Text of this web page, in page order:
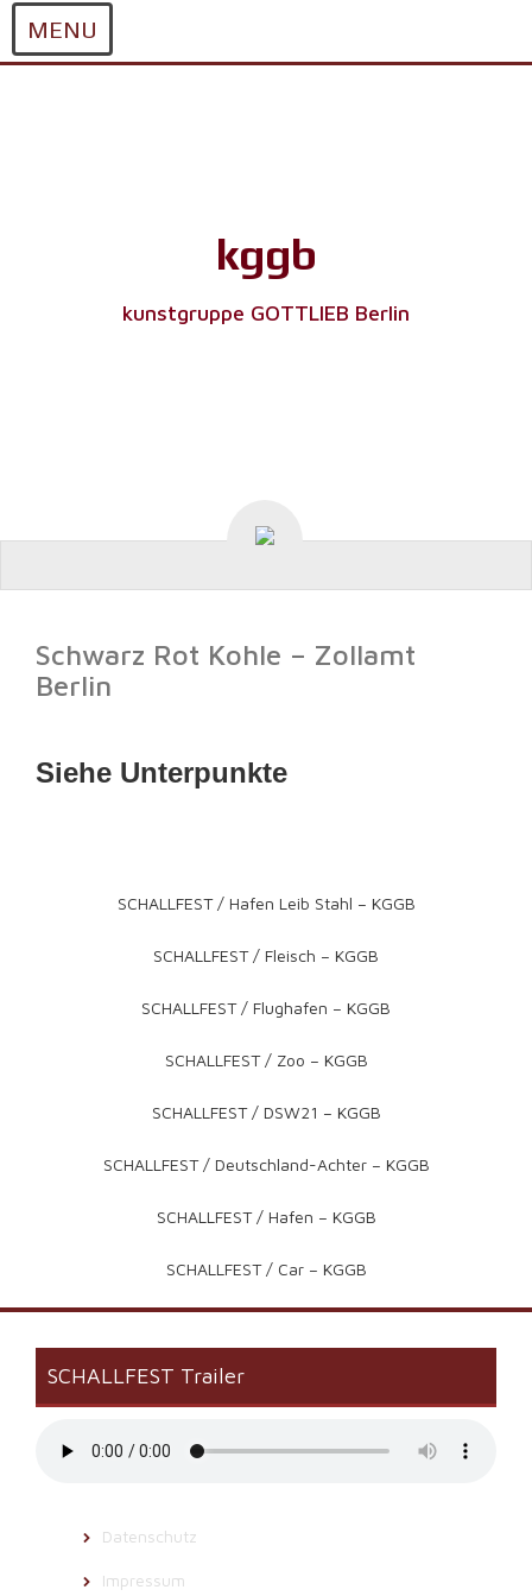
MENU
kggb
kunstgruppe GOTTLIEB Berlin
Schwarz Rot Kohle – Zollamt
Berlin
Siehe Unterpunkte
SCHALLFEST / Hafen Leib Stahl – KGGB
SCHALLFEST / Fleisch – KGGB
SCHALLFEST / Flughafen – KGGB
SCHALLFEST / Zoo – KGGB
SCHALLFEST / DSW21 – KGGB
SCHALLFEST / Deutschland-Achter – KGGB
SCHALLFEST / Hafen – KGGB
SCHALLFEST / Car – KGGB
SCHALLFEST Trailer
Datenschutz
Impressum